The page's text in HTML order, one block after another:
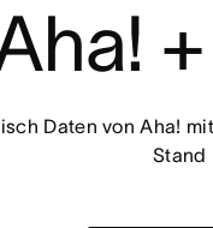
Daten von Aha!
Stand